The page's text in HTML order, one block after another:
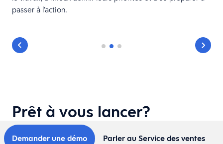
passer à l’action.
Prêt à vous lancer?
Demander une démo Parler au Service des ventes